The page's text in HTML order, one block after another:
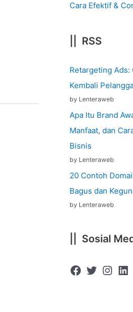
Cara Efektif &
|| RSS
Retargeting Ads:
Kembali
by Lenteraweb
Apa Itu Brand
Manfaat, dan
Bisnis
by Lenteraweb
20 Contoh
Bagus dan
by Lenteraweb
|| Sosial